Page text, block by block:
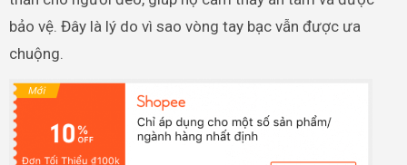
bảo vệ. Đây là lý do vì sao vòng tay bạc vẫn được ưa
chuộng.